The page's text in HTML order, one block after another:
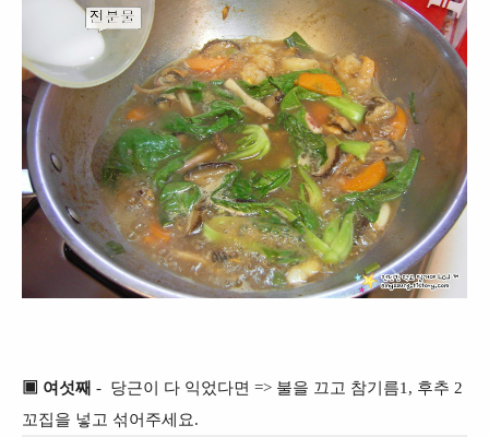
▣ 여섯째 - 당근이 다 익었다면 => 불을 끄고 참기름1, 후추 2
꼬집을 넣고 섞어주세요.